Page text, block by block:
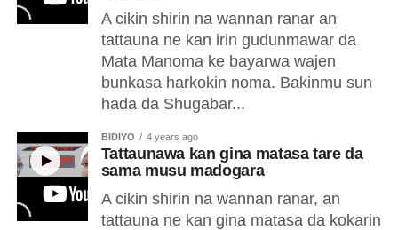
A cikin shirin na wannan ranar an
tattauna ne kan irin gudunmawar da
Mata Manoma ke bayarwa wajen
bunkasa harkokin noma. Bakinmu sun
hada da Shugabar...
BIDIYO 4 years ago
Tattaunawa kan gina matasa tare da
sama musu madogara
A cikin shirin na wannan ranar, an
tattauna ne kan gina matasa da kokarin